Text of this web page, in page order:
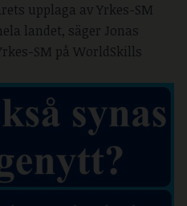
upplaga av Yrkes-SM
landet, säger Jonas
SM på WorldSkills